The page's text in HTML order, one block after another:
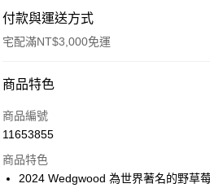
付款與運送方式
宅配滿NT$3,000免運
付款方式
信用卡一次付款
3 期 0 利率 每期NT$533
商品特色
商品編號
11653855
商品特色
2024 Wedgwood 為世界著名的野草